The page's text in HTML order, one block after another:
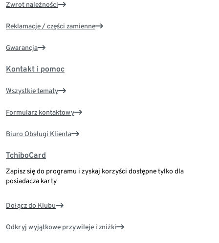
Zwrot należności
Reklamacje / części zamienne
Gwarancja
Kontakt i pomoc
Wszystkie tematy
Formularz kontaktowy
Biuro Obsługi Klienta
TchiboCard
Zapisz się do programu i zyskaj korzyści dostępne tylko dla
posiadacza karty
Dołącz do Klubu
Odkryj wyjątkowe przywileje i zniżki